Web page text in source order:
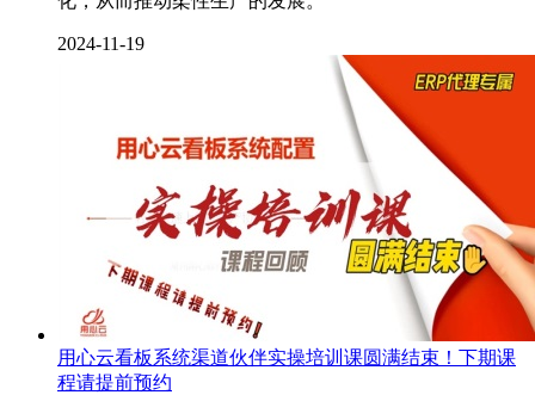
2024-11-19
用心云看板系统渠道伙伴实操培训课圆满结束！下期课
程请提前预约